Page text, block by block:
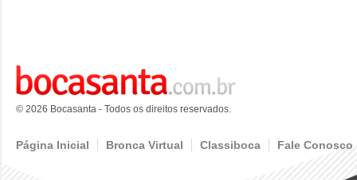
© 2026 Bocasanta - Todos os direitos reservados.
Página Inicial Bronca Virtual Classiboca Fale Conosco